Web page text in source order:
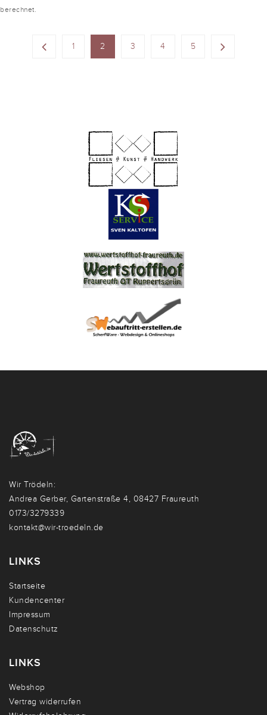
berechnet.
1 2 3 4 5
Wir Trödeln:
Andrea Gerber, Gartenstraße 4, 08427 Fraureuth
0173/3279339
kontakt@wir-troedeln.de
LINKS
Startseite
Kundencenter
Impressum
Datenschutz
LINKS
Webshop
Vertrag widerrufen